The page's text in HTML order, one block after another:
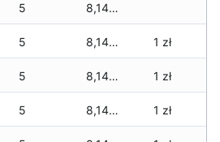
5 8,147 zł
5 8,147 zł 1 zł
5 8,147 zł 1 zł
5 8,147 zł 1 zł